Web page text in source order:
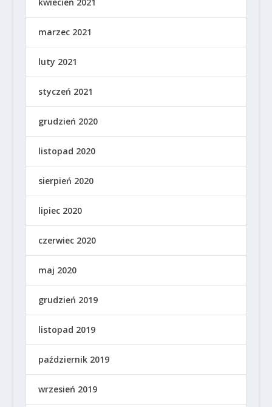
marzec 2021
luty 2021
styczeń 2021
grudzień 2020
listopad 2020
sierpień 2020
lipiec 2020
czerwiec 2020
maj 2020
grudzień 2019
listopad 2019
październik 2019
wrzesień 2019